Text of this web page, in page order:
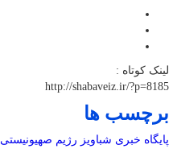
لینک کوتاه :
http://shabaveiz.ir/?p=8185
برچسب ها
پایگاه خبری شباویز رژیم صهیونیستی